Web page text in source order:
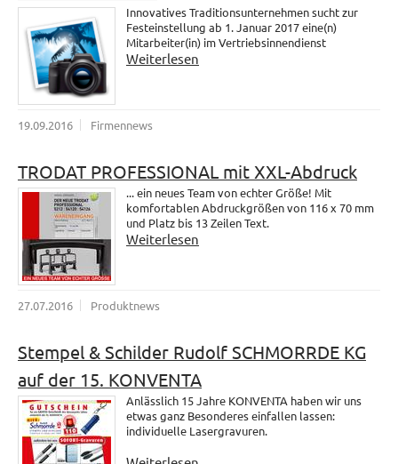
Innovatives Traditionsunternehmen sucht zur
Festeinstellung ab 1. Januar 2017 eine(n)
Mitarbeiter(in) im Vertriebsinnendienst
Weiterlesen
19.09.2016 Firmennews
TRODAT PROFESSIONAL mit XXL-Abdruck
... ein neues Team von echter Größe! Mit
komfortablen Abdruckgrößen von 116 x 70 mm
und Platz bis 13 Zeilen Text.
Weiterlesen
27.07.2016 Produktnews
Stempel & Schilder Rudolf SCHMORRDE KG
auf der 15. KONVENTA
Anlässlich 15 Jahre KONVENTA haben wir uns
etwas ganz Besonderes einfallen lassen:
individuelle Lasergravuren.